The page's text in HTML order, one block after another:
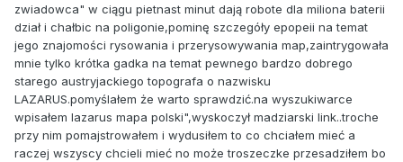
zwiadowca" w ciągu pietnast minut dają robote dla miliona baterii
dział i chałbic na poligonie,pominę szczegóły epopeii na temat
jego znajomości rysowania i przerysowywania map,zaintrygowała
mnie tylko krótka gadka na temat pewnego bardzo dobrego
starego austryjackiego topografa o nazwisku
LAZARUS.pomyślałem że warto sprawdzić.na wyszukiwarce
wpisałem lazarus mapa polski",wyskoczył madziarski link..troche
przy nim pomajstrowałem i wydusiłem to co chciałem mieć a
raczej wszyscy chcieli mieć no może troszeczke przesadziłem bo